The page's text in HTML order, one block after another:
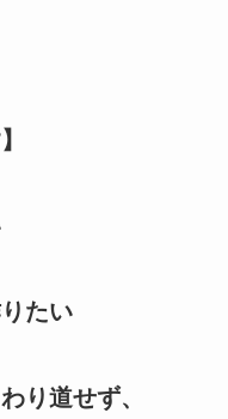
たい
り道せず、